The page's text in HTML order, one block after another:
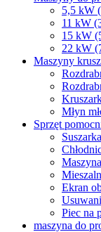
5,5 kW
11 kW
15 kW
22 kW
Maszyny
Młyn
Sprzęt
Ekran
Piec na
maszyna do